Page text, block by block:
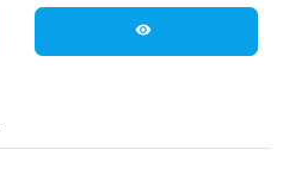
visibility